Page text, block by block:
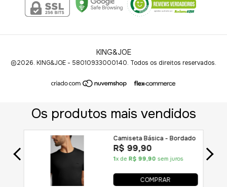
KING&JOE
©2026. KING&JOE - 58010933000140. Todos os direitos reservados.